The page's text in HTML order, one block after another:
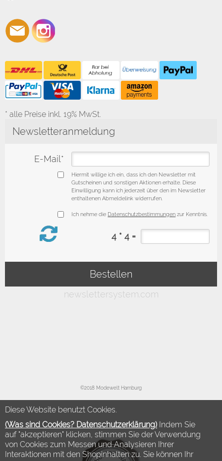
Diese Website benutzt Cookies.
(Was sind Cookies? Datenschutzerklärung) Indem Sie
auf "akzeptieren" klicken, stimmen Sie der Verwendung
von Cookies zum Messen und Analysieren Ihrer
Interaktionen mit den Shopinhalten zu. Sie können Ihr
* alle Preise inkl. 19% MwSt.
©2018 Modewelt Hamburg